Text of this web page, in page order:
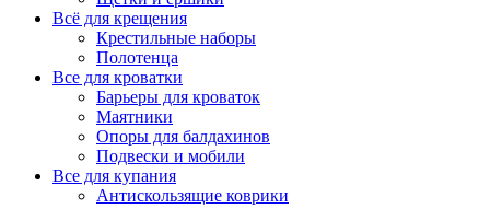
Всё для крещения
Крестильные наборы
Полотенца
Все для кроватки
Барьеры для кроваток
Маятники
Опоры для балдахинов
Подвески и мобили
Все для купания
Антискользящие коврики